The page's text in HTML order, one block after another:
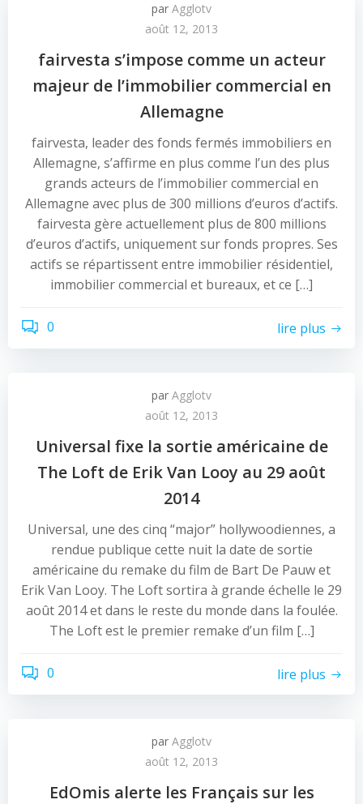
par Agglotv
août 12, 2013
fairvesta s’impose comme un acteur
majeur de l’immobilier commercial en
Allemagne
fairvesta, leader des fonds fermés immobiliers en
Allemagne, s’affirme en plus comme l’un des plus
grands acteurs de l’immobilier commercial en
Allemagne avec plus de 300 millions d’euros d’actifs.
fairvesta gère actuellement plus de 800 millions
d’euros d’actifs, uniquement sur fonds propres. Ses
actifs se répartissent entre immobilier résidentiel,
immobilier commercial et bureaux, et ce […]
0 lire plus
par Agglotv
août 12, 2013
Universal fixe la sortie américaine de
The Loft de Erik Van Looy au 29 août
2014
Universal, une des cinq “major” hollywoodiennes, a
rendue publique cette nuit la date de sortie
américaine du remake du film de Bart De Pauw et
Erik Van Looy. The Loft sortira à grande échelle le 29
août 2014 et dans le reste du monde dans la foulée.
The Loft est le premier remake d’un film […]
0 lire plus
par Agglotv
août 12, 2013
EdOmis alerte les Français sur les